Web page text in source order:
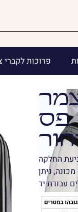
פרוכות לקברי
פס
החלקה
ניתן
עבודת יד